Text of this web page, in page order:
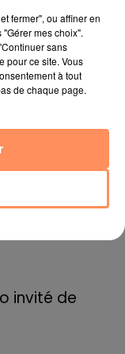
mettre en
2023 !
"Fête du vin"
invité de
fermer", ou affiner en
mes choix".
sans
pour ce site. Vous
à tout
de chaque page.